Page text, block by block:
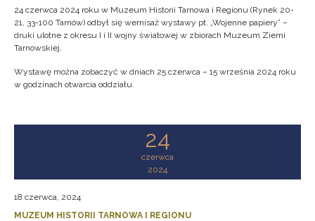
24 czerwca 2024 roku w Muzeum Historii Tarnowa i Regionu (Rynek 20-
21, 33-100 Tarnów) odbył się wernisaż wystawy pt. „Wojenne papiery” –
druki ulotne z okresu I i II wojny światowej w zbiorach Muzeum Ziemi
Tarnowskiej.
Wystawę można zobaczyć w dniach 25 czerwca – 15 września 2024 roku
w godzinach otwarcia oddziału.
24
czerwca
2024
18 czerwca, 2024
MUZEUM HISTORII TARNOWA I REGIONU